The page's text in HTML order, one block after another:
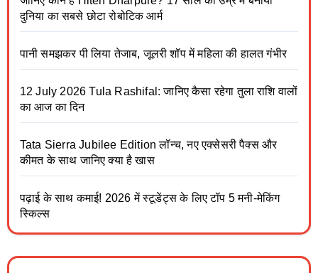
दुनिया का सबसे छोटा रोबोटिक आर्म
पानी समझकर पी लिया तेजाब, जूलरी शॉप में महिला की हालत गंभीर
12 July 2026 Tula Rashifal: जानिए कैसा रहेगा तुला राशि वालों
का आज का दिन
Tata Sierra Jubilee Edition लॉन्च, नए एक्सेसरी पैक्स और
कीमत के साथ जानिए क्या है खास
पढ़ाई के साथ कमाई! 2026 में स्टूडेंट्स के लिए टॉप 5 मनी-मेकिंग
स्किल्स